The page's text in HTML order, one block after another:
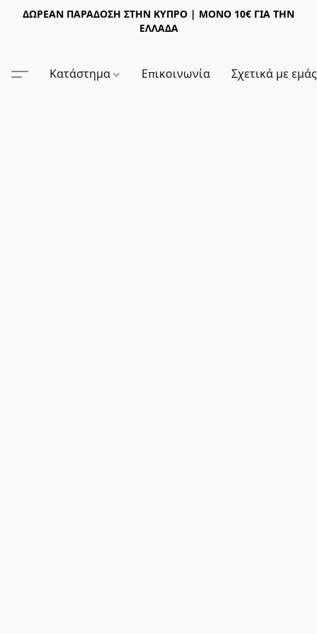
ΔΩΡΕΑΝ ΠΑΡΑΔΟΣΗ ΣΤΗΝ ΚΥΠΡΟ | ΜΟΝΟ 10€ ΓΙΑ ΤΗΝ
ΕΛΛΑΔΑ
Κατάστημα Επικοινωνία Σχετικά με εμάς